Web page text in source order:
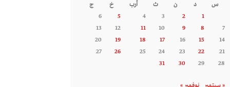
س
د ن ث أرب خ
ج
1
2
3
4
5
6
7
8
9
10
11
12
13
14
15
16
17
18
19
20
21
22
23
24
25
26
27
28
29
30
31
« سبتمبر نوفمبر »